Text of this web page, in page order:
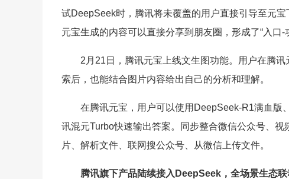
试DeepSeek时，腾讯将未覆盖的用户直接引导至元
元宝生成的内容可以直接分享到朋友圈，形成了“入口-
2月21日，腾讯元宝上线文生图功能。用户在腾
索后，也能结合图片内容给出自己的分析和理解。
在腾讯元宝，用户可以使用DeepSeek-R1满血版
讯混元Turbo快速输出答案。同步整合微信公众号、
片、解析文件、联网搜公众号、从微信上传文件。
腾讯旗下产品陆续接入DeepSeek，全场景生态联